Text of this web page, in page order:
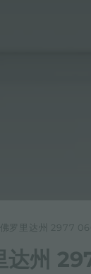
罗里达州 2977
达州